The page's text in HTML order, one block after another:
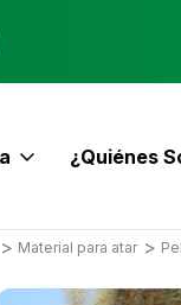
GRATIS
¿Quiénes
Material para atar